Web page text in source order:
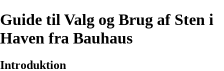
Guide til Valg og Brug af Sten i
Haven fra Bauhaus
Introduktion